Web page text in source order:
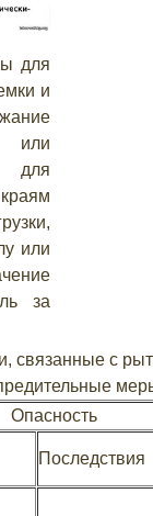
для
и
или
для
или
за
связанные с
Опасность
Последствия